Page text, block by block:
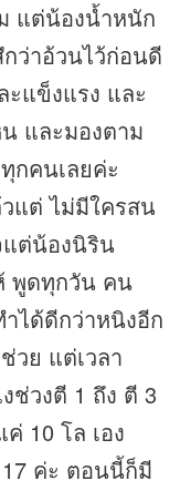
แต่น้องน้ำหนัก
ว่าอ้วนไว้ก่อนดี
แข็งแรง และ
น และมองตาม
กคนเลยค่ะ
แต่ ไม่มีใครสน
ต่น้องนิริน
พูดทุกวัน คน
ได้ดีกว่าหนิงอีก
วย แต่เวลา
ช่วงตี 1 ถึง ตี 3
10 โล เอง
ค่ะ ตอนนี้ก็มี